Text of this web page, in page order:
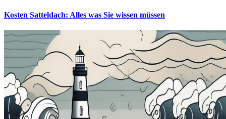
Kosten Satteldach: Alles was Sie wissen müssen